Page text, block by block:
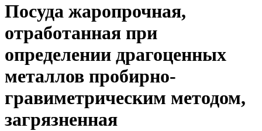
Посуда жаропрочная,
отработанная при
определении драгоценных
металлов пробирно-
гравиметрическим методом,
загрязненная